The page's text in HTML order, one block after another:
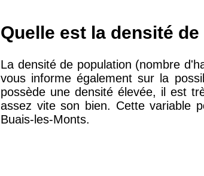
arrondissement
11 454 €
75016 - Paris 16ème
arrondissement
12 145 €
Quelle est la densité
La densité de population (nombre
vous informe également sur la
possède une densité élevée, il est
assez vite son bien. Cette variable
Buais-les-Monts.